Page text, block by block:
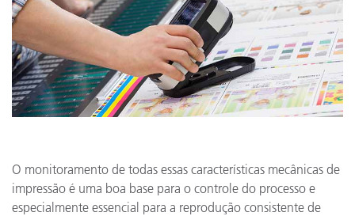
O monitoramento de todas essas características mecânicas de
impressão é uma boa base para o controle do processo e
especialmente essencial para a reprodução consistente de